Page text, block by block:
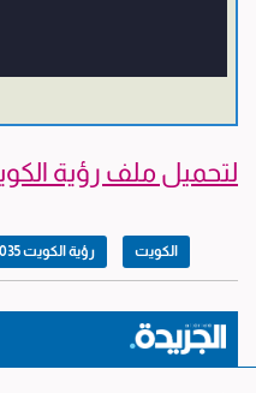
لتحميل ملف رؤية الكويت 2035
الكويت رؤية الكويت 2035